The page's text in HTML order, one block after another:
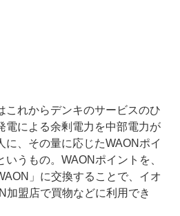
これからデンキのサービスのひ
電による余剰電力を中部電力が
に、その量に応じたWAONポイ
うもの。WAONポイントを、
」に交換することで、イオ
加盟店で買物などに利用でき